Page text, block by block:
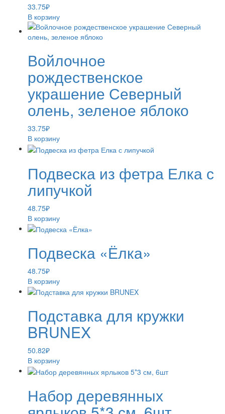
33.75₽
В корзину
Войлочное
рождественское
украшение Северный
олень, зеленое яблоко
33.75₽
В корзину
Подвеска из фетра Елка с
липучкой
48.75₽
В корзину
Подвеска «Ёлка»
48.75₽
В корзину
Подставка для кружки
BRUNEX
50.82₽
В корзину
Набор деревянных